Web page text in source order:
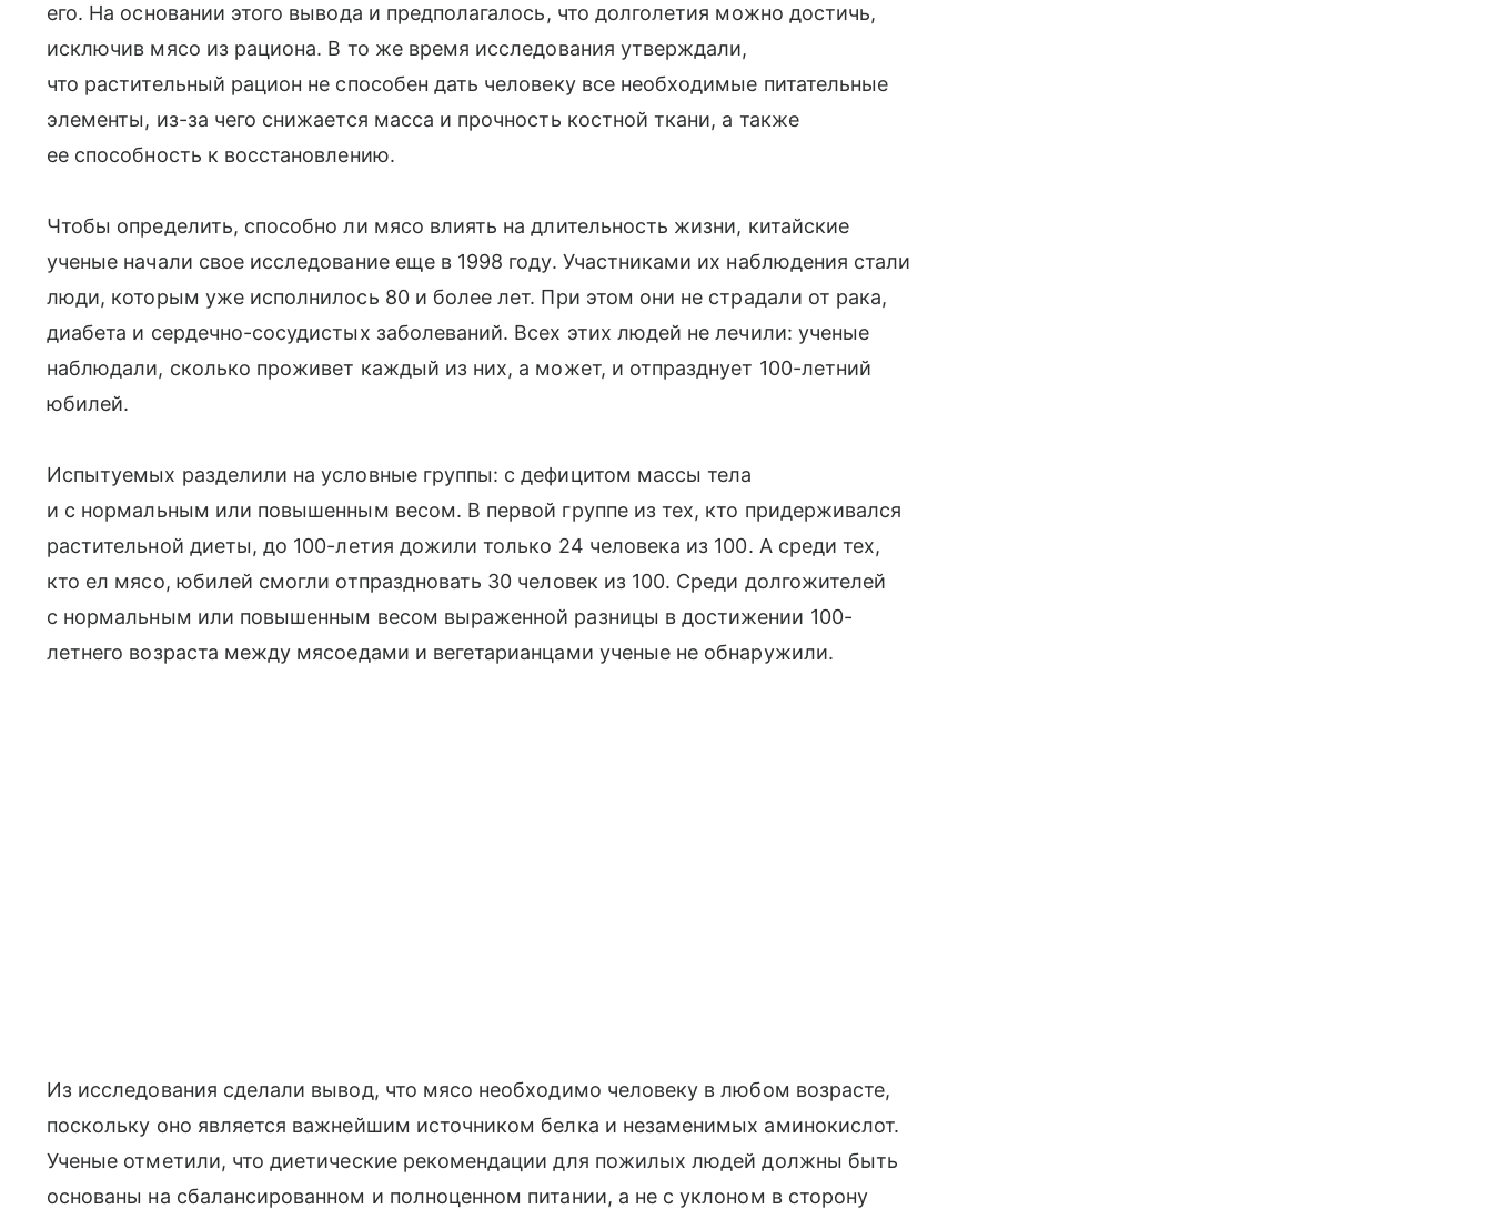
его. На основании этого вывода и предполагалось, что долголетия можно достичь,
исключив мясо из рациона. В то же время исследования утверждали,
что растительный рацион не способен дать человеку все необходимые питательные
элементы, из-за чего снижается масса и прочность костной ткани, а также
ее способность к восстановлению.
Чтобы определить, способно ли мясо влиять на длительность жизни, китайские
ученые начали свое исследование еще в 1998 году. Участниками их наблюдения стали
люди, которым уже исполнилось 80 и более лет. При этом они не страдали от рака,
диабета и сердечно-сосудистых заболеваний. Всех этих людей не лечили: ученые
наблюдали, сколько проживет каждый из них, а может, и отпразднует 100-летний
юбилей.
Испытуемых разделили на условные группы: с дефицитом массы тела
и с нормальным или повышенным весом. В первой группе из тех, кто придерживался
растительной диеты, до 100-летия дожили только 24 человека из 100. А среди тех,
кто ел мясо, юбилей смогли отпраздновать 30 человек из 100. Среди долгожителей
с нормальным или повышенным весом выраженной разницы в достижении 100-
летнего возраста между мясоедами и вегетарианцами ученые не обнаружили.
Из исследования сделали вывод, что мясо необходимо человеку в любом возрасте,
поскольку оно является важнейшим источником белка и незаменимых аминокислот.
Ученые отметили, что диетические рекомендации для пожилых людей должны быть
основаны на сбалансированном и полноценном питании, а не с уклоном в сторону